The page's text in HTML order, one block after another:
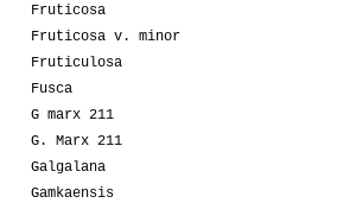
Fruticosa
Fruticosa v. minor
Fruticulosa
Fusca
G marx 211
G. Marx 211
Galgalana
Gamkaensis